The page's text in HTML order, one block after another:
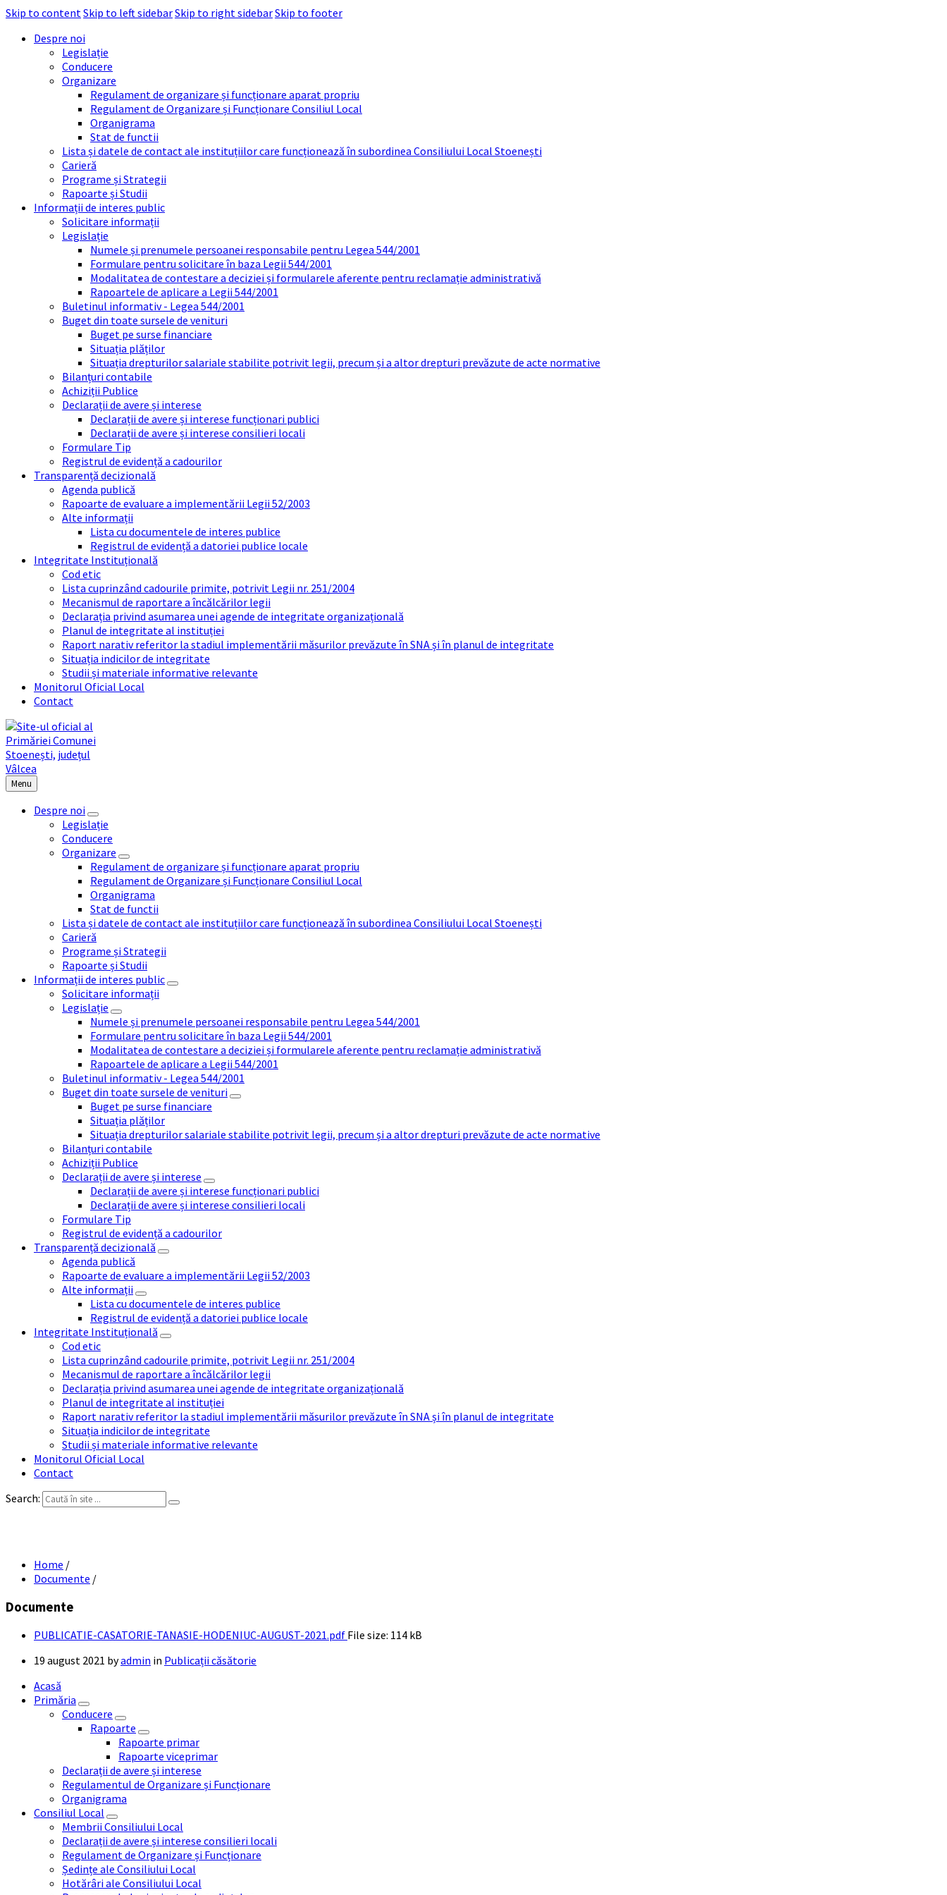
Skip to contentSkip to left sidebarSkip to right sidebarSkip to footer
Despre noi
Legislație
Conducere
Organizare
Regulament de organizare și funcționare aparat propriu
Regulament de Organizare și Funcționare Consiliul Local
Organigrama
Stat de functii
Lista și datele de contact ale instituțiilor care funcționează în subordinea Consiliului Local Stoenești
Carieră
Programe și Strategii
Rapoarte și Studii
Informații de interes public
Solicitare informații
Legislație
Numele și prenumele persoanei responsabile pentru Legea 544/2001
Formulare pentru solicitare în baza Legii 544/2001
Modalitatea de contestare a deciziei și formularele aferente pentru reclamație administrativă
Rapoartele de aplicare a Legii 544/2001
Buletinul informativ - Legea 544/2001
Buget din toate sursele de venituri
Buget pe surse financiare
Situația plăților
Situația drepturilor salariale stabilite potrivit legii, precum și a altor drepturi prevăzute de acte normative
Bilanțuri contabile
Achiziții Publice
Declarații de avere și interese
Declarații de avere și interese funcționari publici
Declarații de avere și interese consilieri locali
Formulare Tip
Registrul de evidență a cadourilor
Transparență decizională
Agenda publică
Rapoarte de evaluare a implementării Legii 52/2003
Alte informații
Lista cu documentele de interes publice
Registrul de evidență a datoriei publice locale
Integritate Instituțională
Cod etic
Lista cuprinzând cadourile primite, potrivit Legii nr. 251/2004
Mecanismul de raportare a încălcărilor legii
Declarația privind asumarea unei agende de integritate organizațională
Planul de integritate al instituției
Raport narativ referitor la stadiul implementării măsurilor prevăzute în SNA și în planul de integritate
Situația indicilor de integritate
Studii și materiale informative relevante
Monitorul Oficial Local
Contact
Menu
Despre noi
Legislație
Conducere
Organizare
Regulament de organizare și funcționare aparat propriu
Regulament de Organizare și Funcționare Consiliul Local
Organigrama
Stat de functii
Lista și datele de contact ale instituțiilor care funcționează în subordinea Consiliului Local Stoenești
Carieră
Programe și Strategii
Rapoarte și Studii
Informații de interes public
Solicitare informații
Legislație
Numele și prenumele persoanei responsabile pentru Legea 544/2001
Formulare pentru solicitare în baza Legii 544/2001
Modalitatea de contestare a deciziei și formularele aferente pentru reclamație administrativă
Rapoartele de aplicare a Legii 544/2001
Buletinul informativ - Legea 544/2001
Buget din toate sursele de venituri
Buget pe surse financiare
Situația plăților
Situația drepturilor salariale stabilite potrivit legii, precum și a altor drepturi prevăzute de acte normative
Bilanțuri contabile
Achiziții Publice
Declarații de avere și interese
Declarații de avere și interese funcționari publici
Declarații de avere și interese consilieri locali
Formulare Tip
Registrul de evidență a cadourilor
Transparență decizională
Agenda publică
Rapoarte de evaluare a implementării Legii 52/2003
Alte informații
Lista cu documentele de interes publice
Registrul de evidență a datoriei publice locale
Integritate Instituțională
Cod etic
Lista cuprinzând cadourile primite, potrivit Legii nr. 251/2004
Mecanismul de raportare a încălcărilor legii
Declarația privind asumarea unei agende de integritate organizațională
Planul de integritate al instituției
Raport narativ referitor la stadiul implementării măsurilor prevăzute în SNA și în planul de integritate
Situația indicilor de integritate
Studii și materiale informative relevante
Monitorul Oficial Local
Contact
Search:
Home /
Documente /
Documente
PUBLICATIE-CASATORIE-TANASIE-HODENIUC-AUGUST-2021.pdf File size: 114 kB
19 august 2021 byadmin in Publicații căsătorie
Acasă
Primăria
Conducere
Rapoarte
Rapoarte primar
Rapoarte viceprimar
Declarații de avere și interese
Regulamentul de Organizare și Funcționare
Organigrama
Consiliul Local
Membrii Consiliului Local
Declarații de avere și interese consilieri locali
Regulament de Organizare și Funcționare
Ședințe ale Consiliului Local
Hotărâri ale Consiliului Local